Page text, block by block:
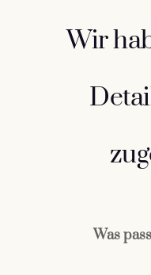
Wir
Was